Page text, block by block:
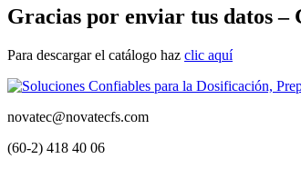
Gracias por enviar tus datos –
Para descargar el catálogo haz clic aquí
novatec@novatecfs.com
(60-2) 418 40 06